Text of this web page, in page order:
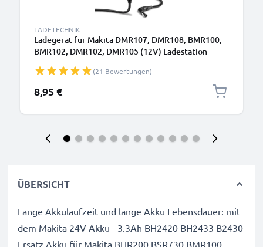
LADETECHNIK
Ladegerät für Makita DMR107, DMR108, BMR100,
BMR102, DMR102, DMR105 (12V) Ladestation
(21 Bewertungen)
8,95 €
ÜBERSICHT
Lange Akkulaufzeit und lange Akku Lebensdauer: mit
dem Makita 24V Akku - 3.3Ah BH2420 BH2433 B2430
Ersatz Akku für Makita BHR200 BSR730 BMR100